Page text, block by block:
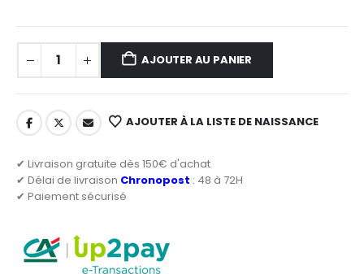
AJOUTER AU PANIER
AJOUTER À LA LISTE DE NAISSANCE
✔ Livraison gratuite dès 150€ d'achat
✔ Délai de livraison Chronopost : 48 à 72H
✔ Paiement sécurisé